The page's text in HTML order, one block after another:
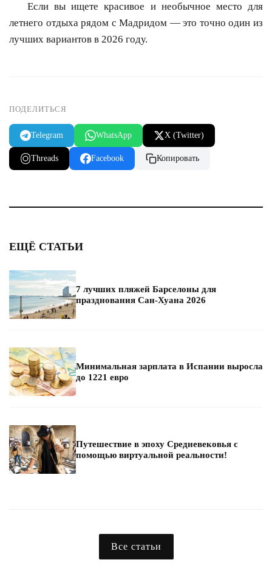
Если вы ищете красивое и необычное место для
летнего отдыха рядом с Мадридом — это точно один из
лучших вариантов в 2026 году.
ПОДЕЛИТЬСЯ
Telegram WhatsApp X (Twitter)
Threads Facebook Копировать
ЕЩЁ СТАТЬИ
7 лучших пляжей Барселоны для
празднования Сан-Хуана 2026
Минимальная зарплата в Испании выросла
до 1221 евро
Путешествие в эпоху Средневековья с
помощью виртуальной реальности!
Все статьи